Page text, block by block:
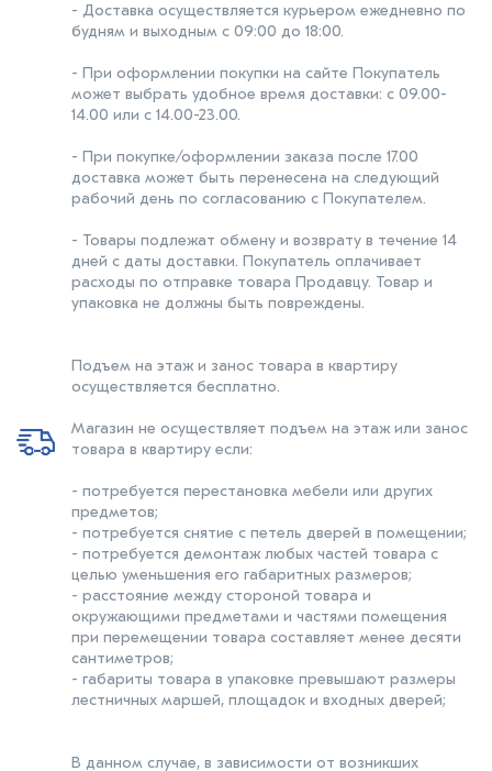
- Доставка осуществляется курьером ежедневно по
будням и выходным с 09:00 до 18:00.
- При оформлении покупки на сайте Покупатель
может выбрать удобное время доставки: с 09.00-
14.00 или с 14.00-23.00.
- При покупке/оформлении заказа после 17.00
доставка может быть перенесена на следующий
рабочий день по согласованию с Покупателем.
- Товары подлежат обмену и возврату в течение 14
дней с даты доставки. Покупатель оплачивает
расходы по отправке товара Продавцу. Товар и
упаковка не должны быть повреждены.
Подъем на этаж и занос товара в квартиру
осуществляется бесплатно.
Магазин не осуществляет подъем на этаж или занос
товара в квартиру если:
- потребуется перестановка мебели или других
предметов;
- потребуется снятие с петель дверей в помещении;
- потребуется демонтаж любых частей товара с
целью уменьшения его габаритных размеров;
- расстояние между стороной товара и
окружающими предметами и частями помещения
при перемещении товара составляет менее десяти
сантиметров;
- габариты товара в упаковке превышают размеры
лестничных маршей, площадок и входных дверей;
В данном случае, в зависимости от возникших